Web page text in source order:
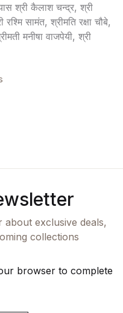
श्री कैलाश चन्द्र, श्री
सामंत, श्रीमति रक्षा चौबे,
मनीषा वाजपेयी, श्री
exclusive deals,
collections
browser to complete